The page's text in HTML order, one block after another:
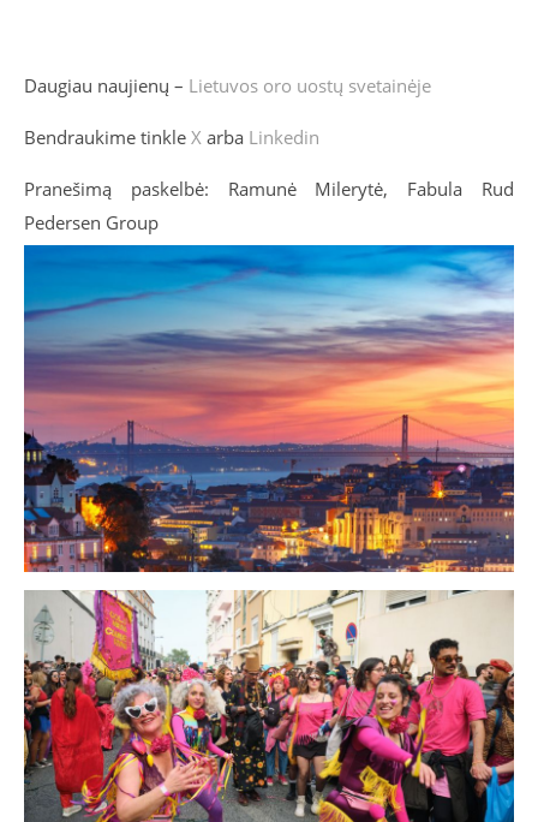
Daugiau naujienų – Lietuvos oro uostų svetainėje
Bendraukime tinkle X arba Linkedin
Pranešimą paskelbė: Ramunė Milerytė, Fabula Rud
Pedersen Group